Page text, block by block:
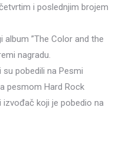
i poslednjim brojem
album ”The Color and the
nagradu.
pobedili na Pesmi
pesmom Hard Rock
izvođač koji je pobedio na